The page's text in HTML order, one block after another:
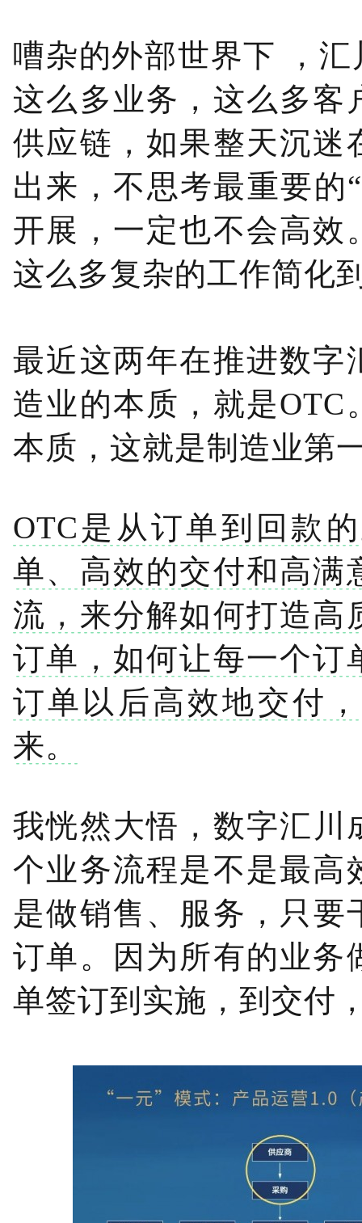
嘈杂的外部世界下 ，
这么多业务，这么多客
供应链，如果整天沉迷
出来，不思考最重要的
开展，一定也不会高效
这么多复杂的工作简化
最近这两年在推进数字
造业的本质，就是
本质，这就是制造业第
OTC是从订单到回款
单、高效的交付和高满
流，来分解如何打造高
订单，如何让每一个订
订单以后高效地交付
来。
我恍然大悟，数字汇川
个业务流程是不是最高
是做销售、服务，只要
订单。因为所有的业务
单签订到实施，到交付